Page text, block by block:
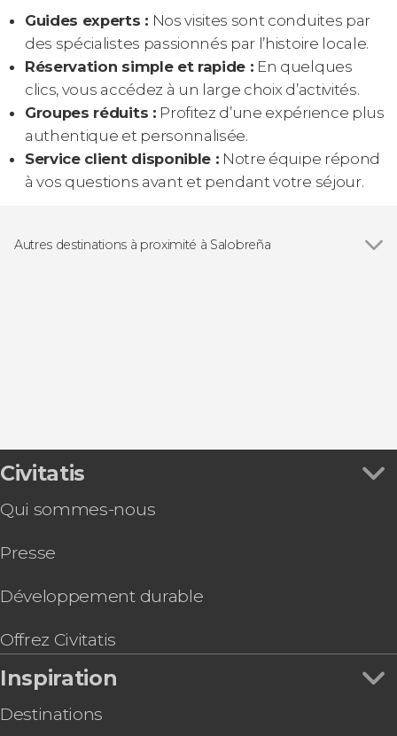
Guides experts : Nos visites sont conduites par
des spécialistes passionnés par l’histoire locale.
Réservation simple et rapide : En quelques
clics, vous accédez à un large choix d’activités.
Groupes réduits : Profitez d’une expérience plus
authentique et personnalisée.
Service client disponible : Notre équipe répond
à vos questions avant et pendant votre séjour.
Autres destinations à proximité à Salobreña
Civitatis
Qui sommes-nous
Presse
Développement durable
Offrez Civitatis
Inspiration
Destinations